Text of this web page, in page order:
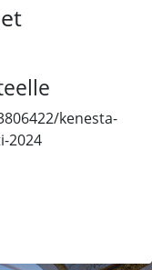
kenesta-
2024